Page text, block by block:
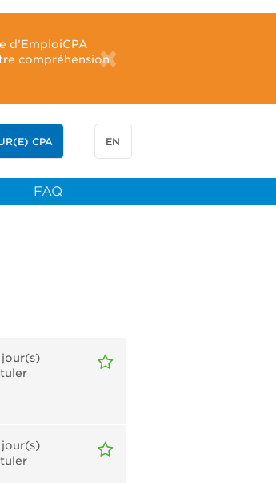
d’EmploiCPA
compréhension
CPA EN
FAQ
jour(s)
jour(s)